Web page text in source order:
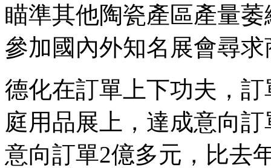
瞄準其他陶瓷產區產量
參加國內外知名展會尋求
德化在訂單上下功夫，
庭用品展上，達成意向
意向訂單2億多元，比去